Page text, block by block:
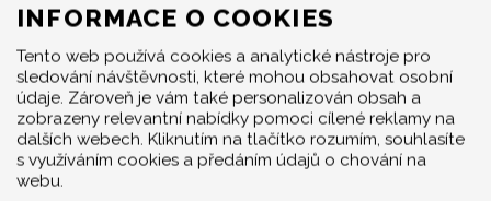
úroveň s laděnýmisportovními výfuky Akrapovič
Máme pro vás Výfuk Slip-On Line (Titan) - pro OE
sportovní výfuk, Ovladač výfukových klapek Akrapovič
Sound Kit, Sada spojovacích trubek výfuku s
katalyzátorem (Nerez), Rear Carbon Fibre Diffuser -
Matte, Rear Carbon Fibre Diffuser - High Gloss, Slip-On
Line (Titanium), Sada svodů Evolution Race (Titan), Link
INFORMACE O COOKIES
Tento web používá cookies a analytické nástroje pro
sledování návštěvnosti, které mohou obsahovat osobní
údaje. Zároveň je vám také personalizován obsah a
zobrazeny relevantní nabídky pomoci cílené reklamy na
dalších webech. Kliknutím na tlačítko rozumím, souhlasíte
s využíváním cookies a předáním údajů o chování na
webu.